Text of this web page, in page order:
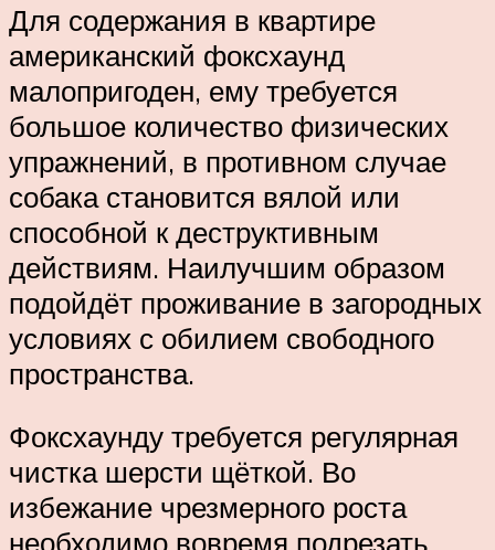
Для содержания в квартире
американский фоксхаунд
малопригоден, ему требуется
большое количество физических
упражнений, в противном случае
собака становится вялой или
способной к деструктивным
действиям. Наилучшим образом
подойдёт проживание в загородных
условиях с обилием свободного
пространства.
Фоксхаунду требуется регулярная
чистка шерсти щёткой. Во
избежание чрезмерного роста
необходимо вовремя подрезать